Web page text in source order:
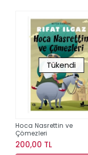
Tükendi
Hoca Nasrettin ve
Çömezleri
200,00 TL